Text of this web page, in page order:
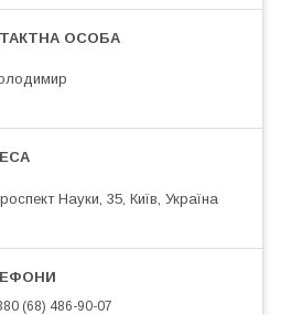
Науки, 35, Київ, Україна
(68) 486-90-07